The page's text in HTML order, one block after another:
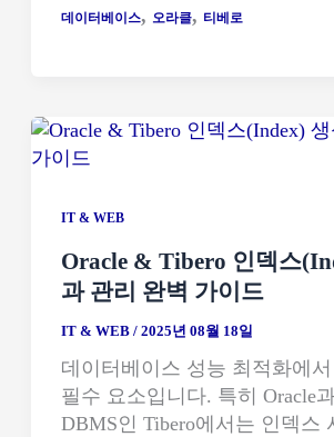
데이터베이스, 오라클, 티베로
IT & WEB
Oracle & Tibero 인덱스
과 관리 완벽 가이드
IT & WEB /2025년 08월 18일
데이터베이스 성능 최적화에
필수 요소입니다. 특히 Oracle
DBMS인 Tibero에서는 인덱스